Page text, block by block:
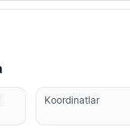
Koordinatlar